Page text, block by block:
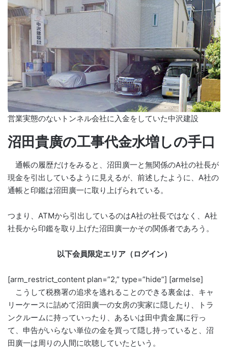
営業実態のないトンネル会社に入金をしていた中沢建設
沼田貴廣の工事代金水増しの手口
通帳の履歴だけをみると、沼田廣一と無関係のA社の社長が
現金を引出しているように見えるが、前述したように、A社の
通帳と印鑑は沼田廣一に取り上げられている。
つまり、ATMから引出しているのはA社の社長ではなく、A社
社長から印鑑を取り上げた沼田廣一かその関係者であろう。
以下会員限定エリア（ログイン）
[arm_restrict_content plan=”2,” type=”hide”] [armelse]
こうして税務署の追求を逃れることのできる裏金は、キャ
リーケースに詰めて沼田廣一の女房の実家に隠したり、トラ
ンクルームに持っていったり、あるいは田中貴金属に行っ
て、申告がいらない単位の金を買って隠し持っていると、沼
田廣一は周りの人間に吹聴していたという。